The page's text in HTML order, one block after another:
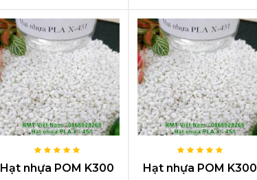
Hạt nhựa POM K300 Hạt nhựa POM K300